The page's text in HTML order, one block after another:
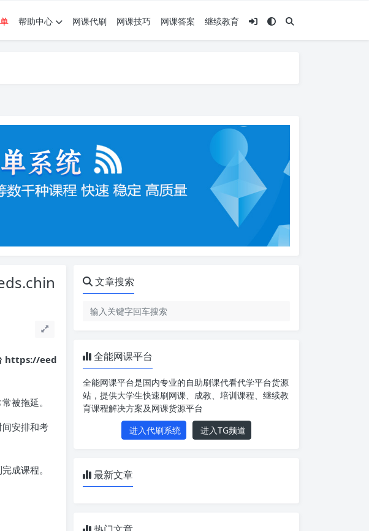
帮助中心 网课代刷 网课技巧 网课答案 继续教育
https://eed
被拖延。
安排和考
成课程。
文章搜索
全能网课平台
全能网课平台是国内专业的自助刷课代看代学平台货源
站，提供大学生快速刷网课、成教、培训课程、继续教
育课程解决方案及网课货源平台
进入代刷系统
进入TG频道
最新文章